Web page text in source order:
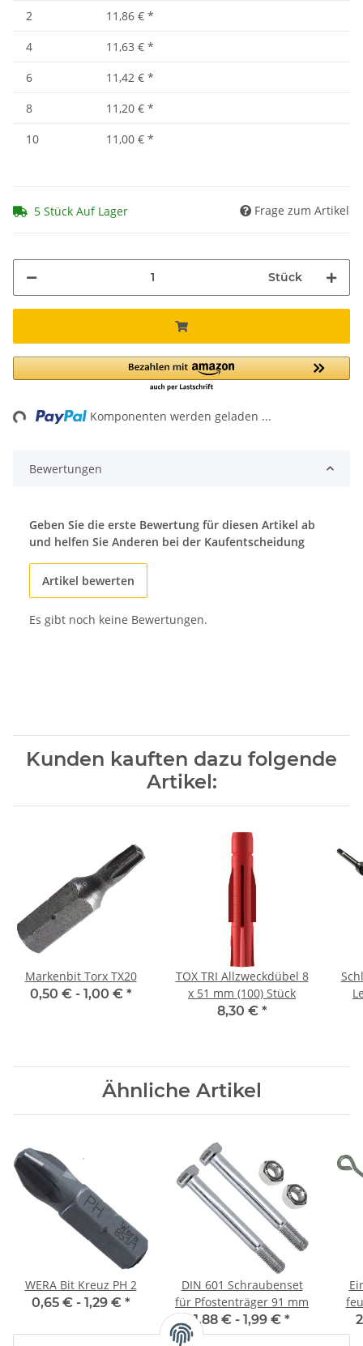
2 11,86 € *
4
11,63 € *
6
11,42 € *
8
11,20 € *
10
11,00 € *
5 Stück Auf Lager Frage zum Artikel
Stück
Komponenten werden geladen ...
Bewertungen
Geben Sie die erste Bewertung für diesen Artikel ab
und helfen Sie Anderen bei der Kaufentscheidung
Artikel bewerten
Es gibt noch keine Bewertungen.
Kunden kauften dazu folgende
Artikel:
Markenbit Torx TX20
0,50 € - 1,00 € *
TOX TRI Allzweckdübel 8
x 51 mm (100) Stück
8,30 € *
Ähnliche Artikel
WERA Bit Kreuz PH 2
0,65 € - 1,29 € *
DIN 601 Schraubenset
für Pfostenträger 91 mm
1,88 € - 1,99 € *